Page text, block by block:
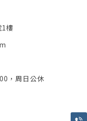
樓
，周日公休